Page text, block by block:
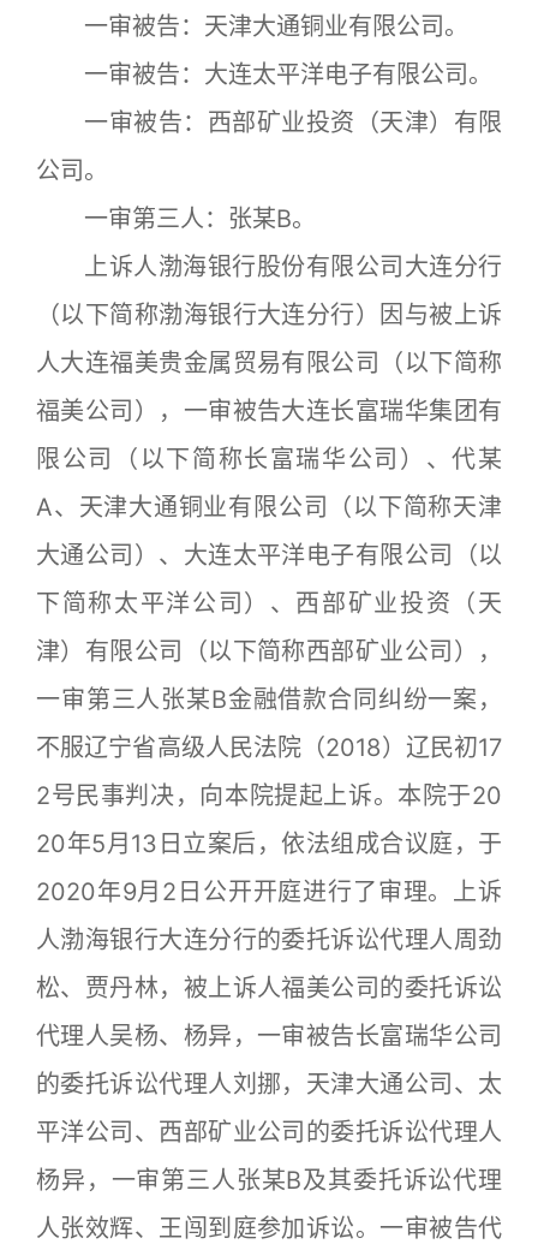
一审被告：天津大通铜业有限公司。
一审被告：大连太平洋电子有限公司。
一审被告：西部矿业投资（天津）有限
公司。
一审第三人：张某B。
上诉人渤海银行股份有限公司大连分行
（以下简称渤海银行大连分行）因与被上诉
人大连福美贵金属贸易有限公司（以下简称
福美公司），一审被告大连长富瑞华集团有
限公司（以下简称长富瑞华公司）、代某
A、天津大通铜业有限公司（以下简称天津
大通公司）、大连太平洋电子有限公司（以
下简称太平洋公司）、西部矿业投资（天
津）有限公司（以下简称西部矿业公司），
一审第三人张某B金融借款合同纠纷一案，
不服辽宁省高级人民法院（2018）辽民初17
2号民事判决，向本院提起上诉。本院于20
20年5月13日立案后，依法组成合议庭，于
2020年9月2日公开开庭进行了审理。上诉
人渤海银行大连分行的委托诉讼代理人周劲
松、贾丹林，被上诉人福美公司的委托诉讼
代理人吴杨、杨异，一审被告长富瑞华公司
的委托诉讼代理人刘挪，天津大通公司、太
平洋公司、西部矿业公司的委托诉讼代理人
杨异，一审第三人张某B及其委托诉讼代理
人张效辉、王闯到庭参加诉讼。一审被告代